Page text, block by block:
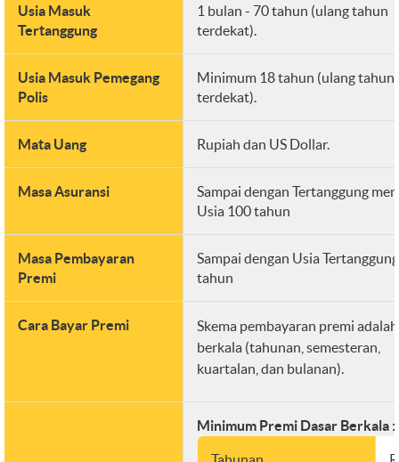
Usia Masuk
Tertanggung
1 bulan - 70 tahun (ulang tahun
terdekat).
Usia Masuk Pemegang
Polis
Minimum 18 tahun (ulang tahun
terdekat).
Mata Uang Rupiah dan US Dollar.
Masa Asuransi
Sampai dengan Tertanggung
Usia 100 tahun
Masa Pembayaran
Premi
Sampai dengan Usia
tahun
Cara Bayar Premi
Skema pembayaran premi
berkala (tahunan, semesteran,
kuartalan, dan bulanan).
Minimum Premi Dasar Berkala :